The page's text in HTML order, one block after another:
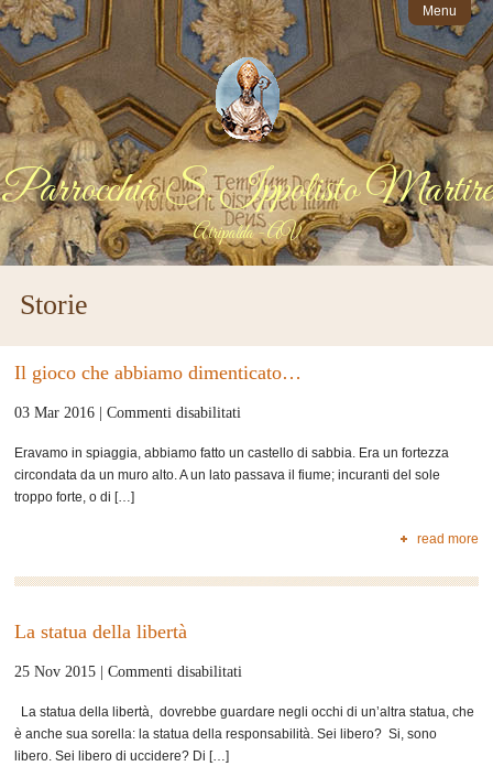
Menu
Parrocchia S. Ippolisto Martire
Atripalda - AV
Storie
Il gioco che abbiamo dimenticato…
03 Mar 2016 |Commenti disabilitati
gioco
che
Eravamo in spiaggia, abbiamo fatto un castello di sabbia. Era un fortezza
circondata da un muro alto. A un lato passava il fiume; incuranti del sole
troppo forte, o di […]
read more
La statua della libertà
25 Nov 2015 |Commenti disabilitati
statua
della
La statua della libertà, dovrebbe guardare negli occhi di un’altra statua, che
è anche sua sorella: la statua della responsabilità. Sei libero? Si, sono
libero. Sei libero di uccidere? Di […]